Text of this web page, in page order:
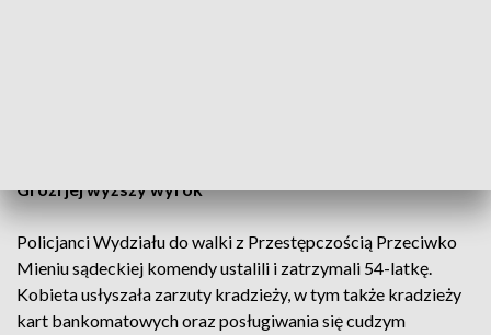
Grozi jej wyższy wyrok
Policjanci Wydziału do walki z Przestępczością Przeciwko
Mieniu sądeckiej komendy ustalili i zatrzymali 54-latkę.
Kobieta usłyszała zarzuty kradzieży, w tym także kradzieży
kart bankomatowych oraz posługiwania się cudzym